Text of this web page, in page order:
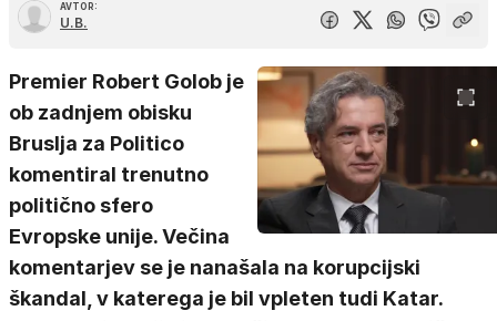
AVTOR:
U.B.
Premier Robert Golob je
ob zadnjem obisku
Bruslja za Politico
komentiral trenutno
politično sfero
Evropske unije. Večina
komentarjev se je nanašala na korupcijski
škandal, v katerega je bil vpleten tudi Katar.